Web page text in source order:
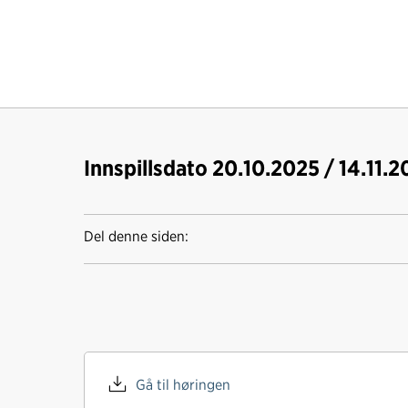
Innspillsdato 20.10.2025 /
Del denne siden:
Gå til høringen